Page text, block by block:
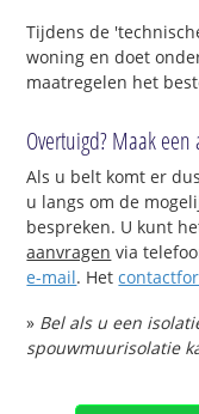
Tijdens de
woning en doet
maatregelen het
Overtuigd? Maak een
Als u belt komt er
u langs om de
bespreken. U kunt
aanvragen via
e-mail. Het
» Bel als u een
spouwmuurisolatie